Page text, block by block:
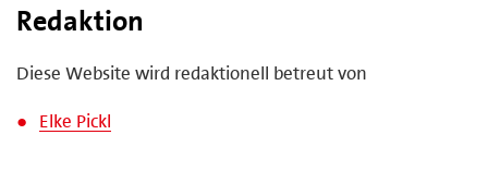
Redaktion
Diese Website wird redaktionell betreut von
Elke Pickl